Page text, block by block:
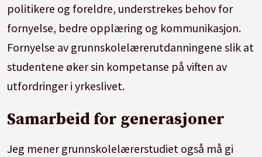
politikere og foreldre, understrekes behov for
fornyelse, bedre opplæring og kommunikasjon.
Fornyelse av grunnskolelærerutdanningene slik at
studentene øker sin kompetanse på viften av
utfordringer i yrkeslivet.
Samarbeid for generasjoner
Jeg mener grunnskolelærerstudiet også må gi